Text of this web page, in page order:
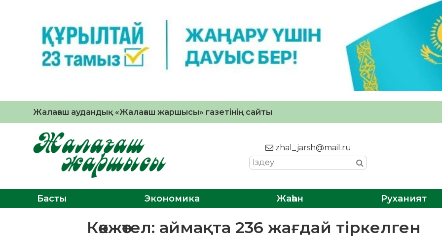
Жалағаш аудандық «Жалағаш жаршысы» газетінің сайты
zhal_jarsh@mail.ru
Басты Экономика Жаһан Руханият
Көкжөтел: аймақта 236 жағдай тіркелген